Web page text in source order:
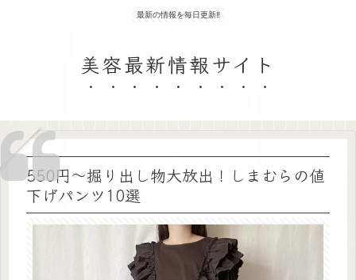
最新の情報を毎日更新‼
美容最新情報サイト
550円～掘り出し物大放出！しまむらの値
下げパンツ10選